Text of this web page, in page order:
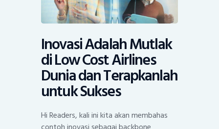
Inovasi Adalah Mutlak
di Low Cost Airlines
Dunia dan Terapkanlah
untuk Sukses
Hi Readers, kali ini kita akan membahas